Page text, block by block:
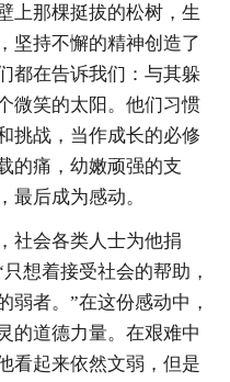
上那棵挺拔的松树，生
坚持不懈的精神创造了
在告诉我们：与其躲
微笑的太阳。他们习惯
挑战，当作成长的必修
的痛，幼嫩顽强的支
最后成为感动。
社会各类人士为他捐
想着接受社会的帮助，
弱者。”在这份感动中，
的道德力量。在艰难中
看起来依然文弱，但是